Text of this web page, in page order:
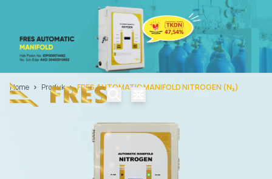
Home Produk FRES AUTOMATIC MANIFOLD NITROGEN (N₂)